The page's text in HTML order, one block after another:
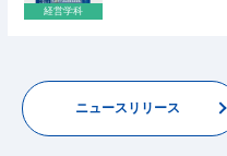
ニュースリリース
経営学科